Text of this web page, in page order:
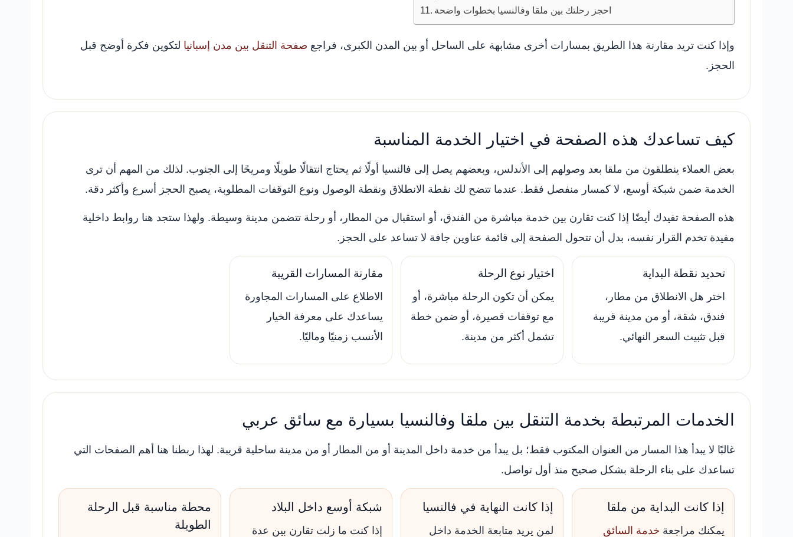
احجز رحلتك بين ملقا وفالنسيا بخطوات واضحة
وإذا كنت تريد مقارنة هذا الطريق بمسارات أخرى مشابهة على الساحل أو بين المدن الكبرى، فراجع صفحة التنقل بين مدن إسبانيا لتكوين فكرة أوضح قبل
الحجز.
كيف تساعدك هذه الصفحة في اختيار الخدمة المناسبة
بعض العملاء ينطلقون من ملقا بعد وصولهم إلى الأندلس، وبعضهم يصل إلى فالنسيا أولًا ثم يحتاج انتقالًا طويلًا ومريحًا إلى الجنوب. لذلك من المهم أن ترى
الخدمة ضمن شبكة أوسع، لا كمسار منفصل فقط. عندما تتضح لك نقطة الانطلاق ونقطة الوصول ونوع التوقفات المطلوبة، يصبح الحجز أسرع وأكثر دقة.
هذه الصفحة تفيدك أيضًا إذا كنت تقارن بين خدمة مباشرة من الفندق، أو استقبال من المطار، أو رحلة تتضمن مدينة وسيطة. ولهذا ستجد هنا روابط داخلية
مفيدة تخدم القرار نفسه، بدل أن تتحول الصفحة إلى قائمة عناوين جافة لا تساعد على الحجز.
تحديد نقطة البداية
اختر هل الانطلاق من مطار،
فندق، شقة، أو من مدينة قريبة
قبل تثبيت السعر النهائي.
اختيار نوع الرحلة
يمكن أن تكون الرحلة مباشرة، أو
مع توقفات قصيرة، أو ضمن خطة
تشمل أكثر من مدينة.
مقارنة المسارات القريبة
الاطلاع على المسارات المجاورة
يساعدك على معرفة الخيار
الأنسب زمنيًا وماليًا.
الخدمات المرتبطة بخدمة التنقل بين ملقا وفالنسيا بسيارة مع سائق عربي
غالبًا لا يبدأ هذا المسار من العنوان المكتوب فقط؛ بل يبدأ من خدمة داخل المدينة أو من المطار أو من مدينة ساحلية قريبة. لهذا ربطنا هنا أهم الصفحات التي
تساعدك على بناء الرحلة بشكل صحيح منذ أول تواصل.
إذا كانت البداية من ملقا
يمكنك مراجعة خدمة السائق
إذا كانت النهاية في فالنسيا
لمن يريد متابعة الخدمة داخل
شبكة أوسع داخل البلاد
إذا كنت ما زلت تقارن بين عدة
محطة مناسبة قبل الرحلة
الطويلة